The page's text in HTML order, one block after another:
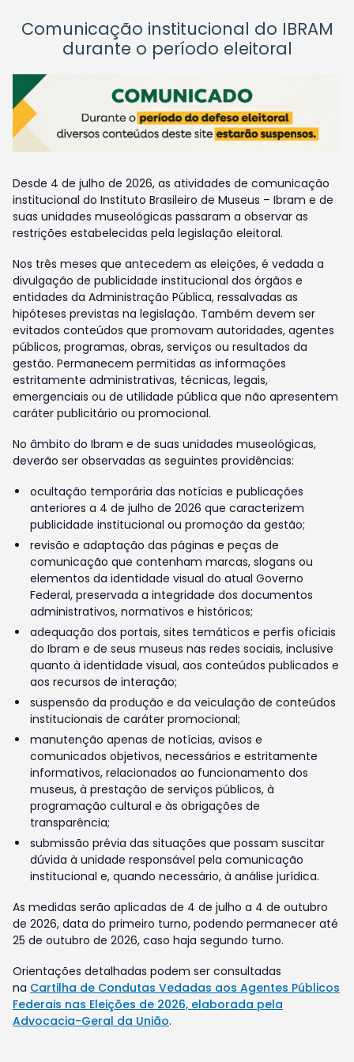
Comunicação institucional do IBRAM
durante o período eleitoral
Desde 4 de julho de 2026, as atividades de comunicação
institucional do Instituto Brasileiro de Museus – Ibram e de
suas unidades museológicas passaram a observar as
restrições estabelecidas pela legislação eleitoral.
Nos três meses que antecedem as eleições, é vedada a
divulgação de publicidade institucional dos órgãos e
entidades da Administração Pública, ressalvadas as
hipóteses previstas na legislação. Também devem ser
evitados conteúdos que promovam autoridades, agentes
públicos, programas, obras, serviços ou resultados da
gestão. Permanecem permitidas as informações
estritamente administrativas, técnicas, legais,
emergenciais ou de utilidade pública que não apresentem
caráter publicitário ou promocional.
No âmbito do Ibram e de suas unidades museológicas,
deverão ser observadas as seguintes providências:
ocultação temporária das notícias e publicações
anteriores a 4 de julho de 2026 que caracterizem
publicidade institucional ou promoção da gestão;
revisão e adaptação das páginas e peças de
comunicação que contenham marcas, slogans ou
elementos da identidade visual do atual Governo
Federal, preservada a integridade dos documentos
administrativos, normativos e históricos;
adequação dos portais, sites temáticos e perfis oficiais
do Ibram e de seus museus nas redes sociais, inclusive
quanto à identidade visual, aos conteúdos publicados e
aos recursos de interação;
suspensão da produção e da veiculação de conteúdos
institucionais de caráter promocional;
manutenção apenas de notícias, avisos e
comunicados objetivos, necessários e estritamente
informativos, relacionados ao funcionamento dos
museus, à prestação de serviços públicos, à
programação cultural e às obrigações de
transparência;
submissão prévia das situações que possam suscitar
dúvida à unidade responsável pela comunicação
institucional e, quando necessário, à análise jurídica.
As medidas serão aplicadas de 4 de julho a 4 de outubro
de 2026, data do primeiro turno, podendo permanecer até
25 de outubro de 2026, caso haja segundo turno.
Orientações detalhadas podem ser consultadas
na Cartilha de Condutas Vedadas aos Agentes Públicos
Federais nas Eleições de 2026, elaborada pela
Advocacia-Geral da União.